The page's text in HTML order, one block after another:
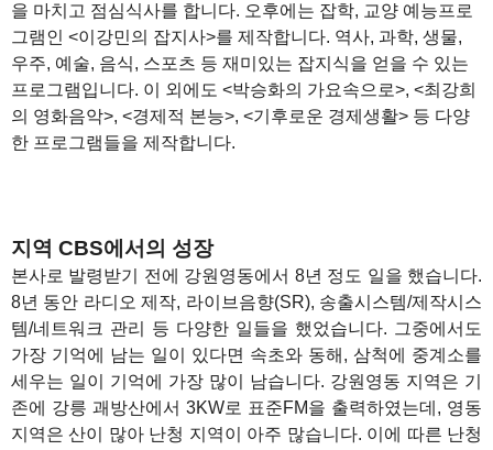
을 마치고 점심식사를 합니다. 오후에는 잡학, 교양 예능프로
그램인 <이강민의 잡지사>를 제작합니다. 역사, 과학, 생물,
우주, 예술, 음식, 스포츠 등 재미있는 잡지식을 얻을 수 있는
프로그램입니다. 이 외에도 <박승화의 가요속으로>, <최강희
의 영화음악>, <경제적 본능>, <기후로운 경제생활> 등 다양
한 프로그램들을 제작합니다.
지역 CBS에서의 성장
본사로 발령받기 전에 강원영동에서 8년 정도 일을 했습니다.
8년 동안 라디오 제작, 라이브음향(SR), 송출시스템/제작시스
템/네트워크 관리 등 다양한 일들을 했었습니다. 그중에서도
가장 기억에 남는 일이 있다면 속초와 동해, 삼척에 중계소를
세우는 일이 기억에 가장 많이 남습니다. 강원영동 지역은 기
존에 강릉 괘방산에서 3KW로 표준FM을 출력하였는데, 영동
지역은 산이 많아 난청 지역이 아주 많습니다. 이에 따른 난청